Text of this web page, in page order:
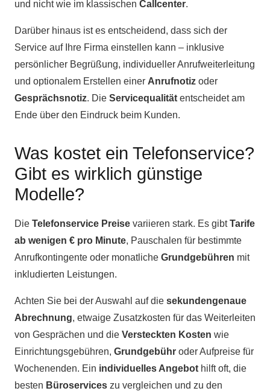
und nicht wie im klassischen Callcenter.
Darüber hinaus ist es entscheidend, dass sich der
Service auf Ihre Firma einstellen kann – inklusive
persönlicher Begrüßung, individueller Anrufweiterleitung
und optionalem Erstellen einer Anrufnotiz oder
Gesprächsnotiz. Die Servicequalität entscheidet am
Ende über den Eindruck beim Kunden.
Was kostet ein Telefonservice?
Gibt es wirklich günstige
Modelle?
Die Telefonservice Preise variieren stark. Es gibtTarife
ab wenigen € pro Minute, Pauschalen für bestimmte
Anrufkontingente oder monatliche Grundgebühren mit
inkludierten Leistungen.
Achten Sie bei der Auswahl auf die sekundengenaue
Abrechnung, etwaige Zusatzkosten für das Weiterleiten
von Gesprächen und die Versteckten Kosten wie
Einrichtungsgebühren, Grundgebühr oder Aufpreise für
Wochenenden. Ein individuelles Angebot hilft oft, die
besten Büroservices zu vergleichen und zu den